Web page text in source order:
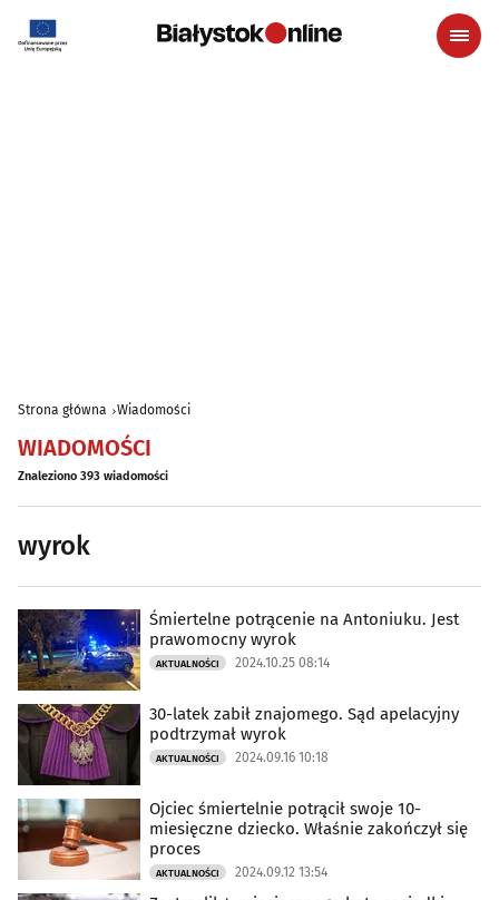
Strona główna Wiadomości
WIADOMOŚCI
Znaleziono 393 wiadomości
wyrok
Śmiertelne potrącenie na Antoniuku. Jest
prawomocny wyrok
AKTUALNOŚCI 2024.10.25 08:14
30-latek zabił znajomego. Sąd apelacyjny
podtrzymał wyrok
AKTUALNOŚCI 2024.09.16 10:18
Ojciec śmiertelnie potrącił swoje 10-
miesięczne dziecko. Właśnie zakończył się
proces
AKTUALNOŚCI 2024.09.12 13:54